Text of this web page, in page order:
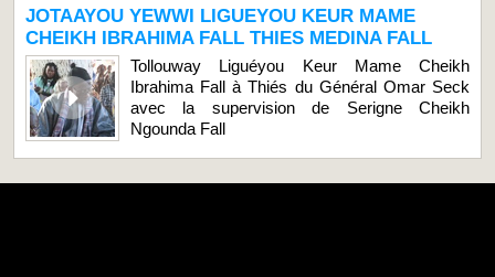
JOTAAYOU YEWWI LIGUEYOU KEUR MAME
CHEIKH IBRAHIMA FALL THIES MEDINA FALL
Tollouway Liguéyou Keur Mame Cheikh
Ibrahima Fall à Thiés du Général Omar Seck
avec la supervision de Serigne Cheikh
Ngounda Fall